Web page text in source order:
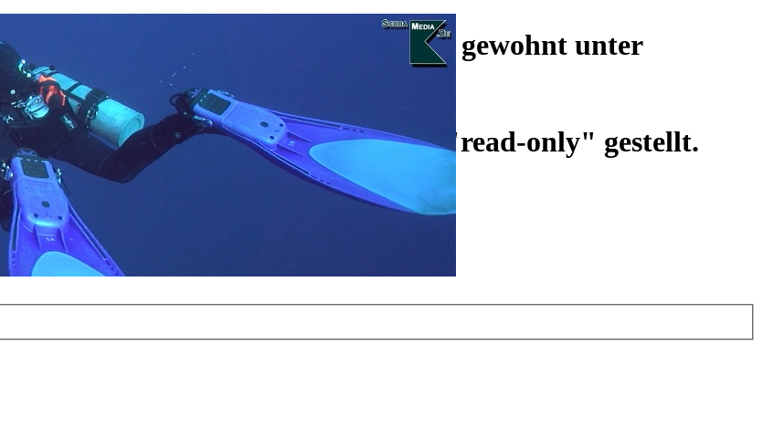
Forensystem umgezogen und wie gewohnt unter
deralten Galerieund ist auf "read-only" gestellt.